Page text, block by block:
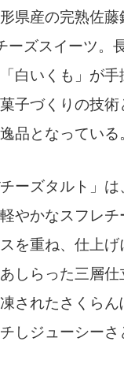
県産の完熟佐
ーズスイーツ。
白いくも」が手
菓子づくりの技
品となっている
チーズタルト」
やかなスフレチ
を重ね、仕上げ
しらった三層仕
されたさくらん
しジューシーさ